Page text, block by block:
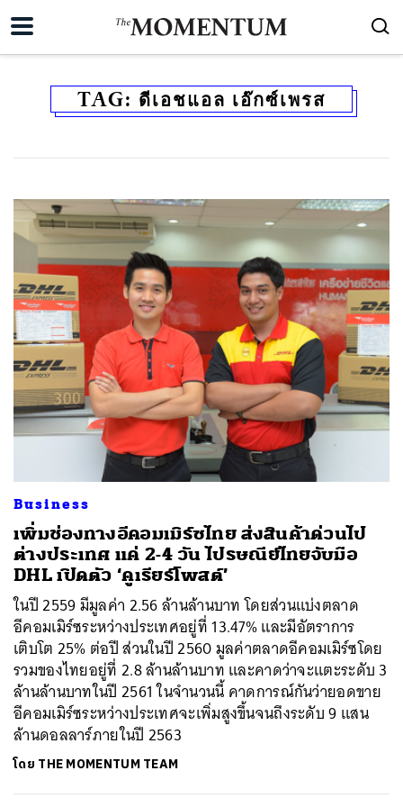
TAG: ดีเอชแอล เอ๊กซ์เพรส
Business
เพิ่มช่องทางอีคอมเมิร์ซไทย ส่งสินค้าด่วนไป
ต่างประเทศ แค่ 2-4 วัน ไปรษณีย์ไทยจับมือ
DHL เปิดตัว ‘คูเรียร์โพสต์’
ในปี 2559 มีมูลค่า 2.56 ล้านล้านบาท โดยส่วนแบ่งตลาด
อีคอมเมิร์ซระหว่างประเทศอยู่ที่ 13.47% และมีอัตราการ
เติบโต 25% ต่อปี ส่วนในปี 2560 มูลค่าตลาดอีคอมเมิร์ซโดย
รวมของไทยอยู่ที่ 2.8 ล้านล้านบาท และคาดว่าจะแตะระดับ 3
ล้านล้านบาทในปี 2561 ในจำนวนนี้ คาดการณ์กันว่ายอดขาย
อีคอมเมิร์ซระหว่างประเทศจะเพิ่มสูงขึ้นจนถึงระดับ 9 แสน
ล้านดอลลาร์ภายในปี 2563
โดย THE MOMENTUM TEAM
ค้นหา